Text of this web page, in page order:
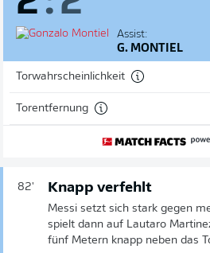
Assist:
G. MONTIEL
Torwahrscheinlichkeit
Torentfernung
82' Knapp verfehlt
Messi setzt sich stark gegen
spielt dann auf Lautaro
fünf Metern knapp neben das